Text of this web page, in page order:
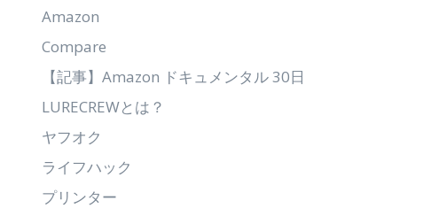
Amazon
Compare
【記事】Amazon ドキュメンタル 30日
LURECREWとは？
ヤフオク
ライフハック
プリンター